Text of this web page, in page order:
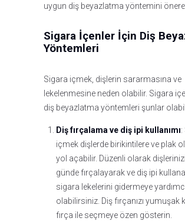
uygun diş beyazlatma yöntemini
Sigara İçenler İçin Diş
Yöntemleri
Sigara içmek, dişlerin sararmasına ve
lekelenmesine neden olabilir. Sigara
diş beyazlatma yöntemleri şunlar
Diş fırçalama ve diş ipi kullanımı:
içmek dişlerde birikintilere ve plak
yol açabilir. Düzenli olarak
günde fırçalayarak ve diş ipi
sigara lekelerini gidermeye
olabilirsiniz. Diş fırçanızı yumuşak
fırça ile seçmeye özen gösterin.